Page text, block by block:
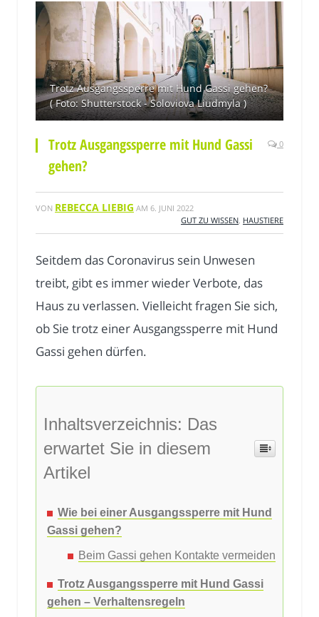
Trotz Ausgangssperre mit Hund Gassi gehen?
( Foto: Shutterstock - Soloviova Liudmyla )
Trotz Ausgangssperre mit Hund Gassi
gehen?
0
VON REBECCA LIEBIG AM 6. JUNI 2022
GUT ZU WISSEN HAUSTIERE
Seitdem das Coronavirus sein Unwesen
treibt, gibt es immer wieder Verbote, das
Haus zu verlassen. Vielleicht fragen Sie sich,
ob Sie trotz einer Ausgangssperre mit Hund
Gassi gehen dürfen.
Inhaltsverzeichnis: Das
erwartet Sie in diesem
Artikel
Wie bei einer Ausgangssperre mit Hund
Gassi gehen?
Beim Gassi gehen Kontakte vermeiden
Trotz Ausgangssperre mit Hund Gassi
gehen – Verhaltensregeln